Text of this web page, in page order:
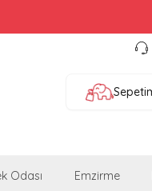
Odası Emzirme